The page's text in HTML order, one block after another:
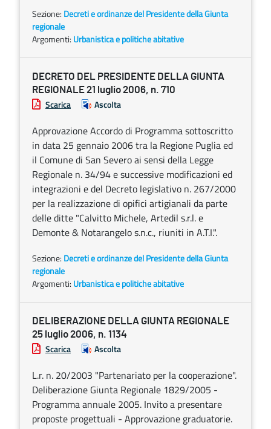
Sezione: Decreti e ordinanze del Presidente della Giunta
regionale
Argomenti: Urbanistica e politiche abitative
DECRETO DEL PRESIDENTE DELLA GIUNTA
REGIONALE 21 luglio 2006, n. 710
Scarica Ascolta
Approvazione Accordo di Programma sottoscritto
in data 25 gennaio 2006 tra la Regione Puglia ed
il Comune di San Severo ai sensi della Legge
Regionale n. 34/94 e successive modificazioni ed
integrazioni e del Decreto legislativo n. 267/2000
per la realizzazione di opifici artigianali da parte
delle ditte "Calvitto Michele, Artedil s.r.l. e
Demonte & Notarangelo s.n.c., riuniti in A.T.I.".
Sezione: Decreti e ordinanze del Presidente della Giunta
regionale
Argomenti: Urbanistica e politiche abitative
DELIBERAZIONE DELLA GIUNTA REGIONALE
25 luglio 2006, n. 1134
Scarica Ascolta
L.r. n. 20/2003 "Partenariato per la cooperazione".
Deliberazione Giunta Regionale 1829/2005 -
Programma annuale 2005. Invito a presentare
proposte progettuali - Approvazione graduatorie.